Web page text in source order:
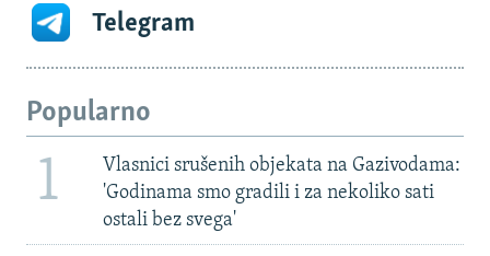
Telegram
Popularno
1
Vlasnici srušenih objekata na Gazivodama:
'Godinama smo gradili i za nekoliko sati
ostali bez svega'